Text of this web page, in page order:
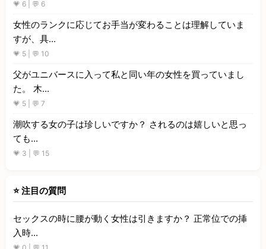
💗 6 | 💬 6
女性のランクに応じてお手当が変わることは理解していま
すが、具...
💗 5 | 💬 10
父がユニバースに入って私と同い年の女性を買っていまし
た。 木...
💗 5 | 💬 7
潮吹する女の子は珍しいですか？ されるのは嬉しいと思っ
ても...
💗 3 | 💬 15
⭐ 注目の質問
セックスの時に腰が動く女性は引きますか？ 正常位での挿
入時...